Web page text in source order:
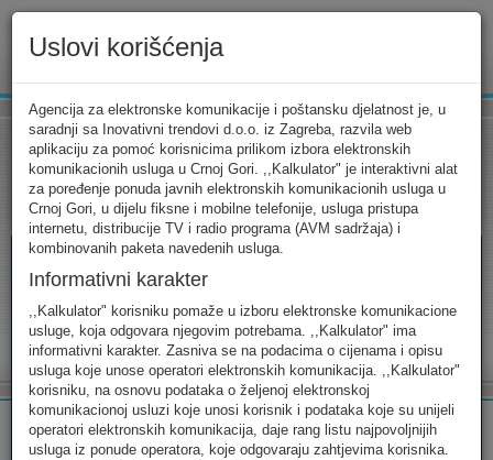
Tarifni kalkulator Uslovi korišćenja Kontakt
Tarifni kalkulator
Odaberite usluge koje koristite, popunite sva potrebna polja i
izaberite za sebe ono najbolje...
Uslovi korišćenja
Agencija za elektronske komunikacije i poštansku djelatnost je, u
saradnji sa Inovativni trendovi d.o.o. iz Zagreba, razvila web
aplikaciju za pomoć korisnicima prilikom izbora elektronskih
komunikacionih usluga u Crnoj Gori. ,,Kalkulator" je interaktivni alat
za poređenje ponuda javnih elektronskih komunikacionih usluga u
Crnoj Gori, u dijelu fiksne i mobilne telefonije, usluga pristupa
internetu, distribucije TV i radio programa (AVM sadržaja) i
kombinovanih paketa navedenih usluga.
Informativni karakter
,,Kalkulator" korisniku pomaže u izboru elektronske komunikacione
usluge, koja odgovara njegovim potrebama. ,,Kalkulator" ima
informativni karakter. Zasniva se na podacima o cijenama i opisu
usluga koje unose operatori elektronskih komunikacija. ,,Kalkulator"
korisniku, na osnovu podataka o željenoj elektronskoj
komunikacionoj usluzi koje unosi korisnik i podataka koje su unijeli
operatori elektronskih komunikacija, daje rang listu najpovoljnijih
usluga iz ponude operatora, koje odgovaraju zahtjevima korisnika.